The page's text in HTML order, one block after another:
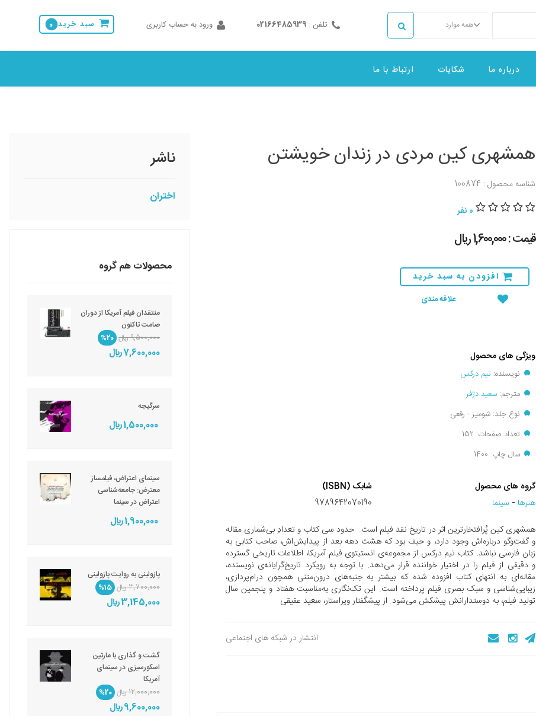
همه موارد تلفن : 02166485939 ورود به حساب کاربری سبد خرید 0
درباره ما شکایات ارتباط با ما
همشهری کین مردی در زندان خویشتن
شناسه محصول : 100874
0 نفر
قیمت : 1,600,000 ريال
افزودن به سبد خرید
علاقه مندی
ویژگی های محصول
نویسنده: تیم درکس
مترجم: سعید دژفر
نوع جلد: شومیز - رقعی
تعداد صفحات: 152
سال چاپ: 1400
گروه های محصول
هنرها - سينما
شابک (ISBN)
9789642070190
همشهری‌ کین پُرافتخارترین‌ اثر در تاریخ‌ نقد فیلم‌ است‌. ‌ حدود سی‌ کتاب‌ و تعدادِ بی‌شماری‌ مقاله‌
و گفت‌وگو درباره‌اش وجود دارد، و حیف‌ بود که‌ هشت دهه بعد از پیدایش‌اش‌، صاحب‌ کتابی‌ به‌
زبان‌ فارسی‌ نباشد. کتاب‌ تیم‌ درکس‌ از مجموعه‌ی‌ انستیتوی‌ فیلم‌ آمریکا، اطلاعات‌ تاریخی‌ گسترده‌
و دقیقی‌ از‌ فیلم‌ را در اختیار خواننده‌ قرار می‌دهد. با توجه‌ به‌ رویکرد تاریخ‌گرایانه‌ی‌ نویسنده‌،
مقاله‌ای‌ به‌ انتهای‌ کتاب‌ افزوده‌ شده‌ که‌ بیشتر به‌ جنبه‌های‌ درون‌متنی‌ همچون‌ درام‌پردازی‌،
زیبایی‌شناسی‌ و سبک‌ بصری‌ فیلم‌ پرداخته‌ است‌. این تک‌نگاری به‌مناسبت هفتاد و پنجمین سال
تولید فیلم، به دوستدارانش پیشکش می‌شود. از پیشگفتار ویراستار، سعید عقیقی
انتشار در شبکه های اجتماعی
ناشر
اختران
محصولات هم گروه
منتقدان فیلم آمریکا از دوران
صامت تاکنون
9,500,000 ريال
%20
7,600,000 ريال
سرگیجه
1,500,000 ريال
سینمای اعتراض، فیلمساز
معترض: جامعه‌شناسی
اعتراض در سینما
1,900,000 ريال
پازولینی به روایت پازولینی
3,700,000 ريال
%15
3,145,000 ريال
گشت و گذاری با مارتین
اسکورسیزی در سینمای
آمریکا
12,000,000 ريال
%20
9,600,000 ريال